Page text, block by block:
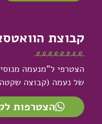
קבוצת
הצטרפי ל"מנעמה
של נעמה (קבוצה
הצטרפות